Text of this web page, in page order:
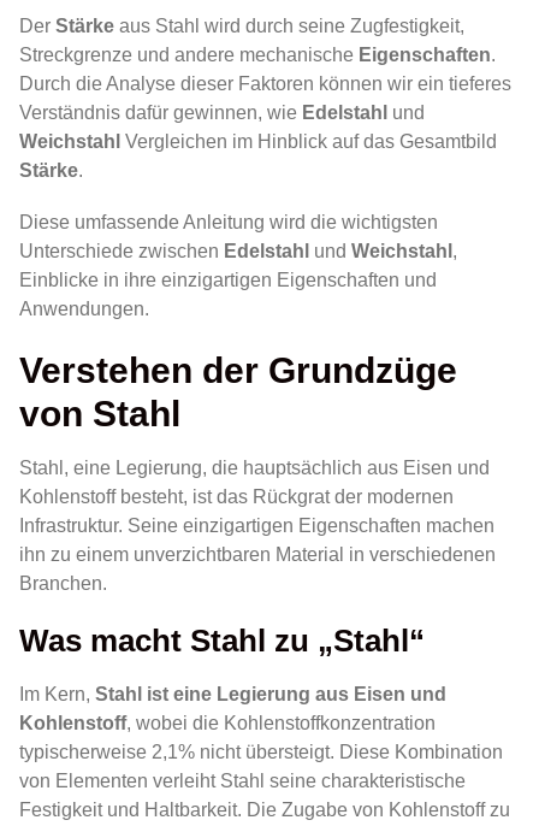
Der Stärke aus Stahl wird durch seine Zugfestigkeit,
Streckgrenze und andere mechanische Eigenschaften.
Durch die Analyse dieser Faktoren können wir ein tieferes
Verständnis dafür gewinnen, wie Edelstahl und
Weichstahl Vergleichen im Hinblick auf das Gesamtbild
Stärke.
Diese umfassende Anleitung wird die wichtigsten
Unterschiede zwischen Edelstahl und Weichstahl ,
Einblicke in ihre einzigartigen Eigenschaften und
Anwendungen.
Verstehen der Grundzüge
von Stahl
Stahl, eine Legierung, die hauptsächlich aus Eisen und
Kohlenstoff besteht, ist das Rückgrat der modernen
Infrastruktur. Seine einzigartigen Eigenschaften machen
ihn zu einem unverzichtbaren Material in verschiedenen
Branchen.
Was macht Stahl zu „Stahl“
Im Kern, Stahl ist eine Legierung aus Eisen und
Kohlenstoff, wobei die Kohlenstoffkonzentration
typischerweise 2,1% nicht übersteigt. Diese Kombination
von Elementen verleiht Stahl seine charakteristische
Festigkeit und Haltbarkeit. Die Zugabe von Kohlenstoff zu